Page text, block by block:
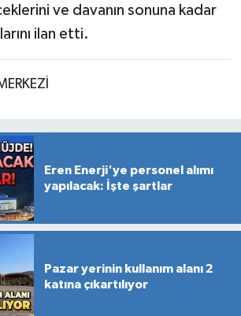
ve davanın sonuna kadar
ilan etti.
Eren Enerji'ye personel alımı
yapılacak: İşte şartlar
Pazar yerinin kullanım alanı 2
katına çıkartılıyor